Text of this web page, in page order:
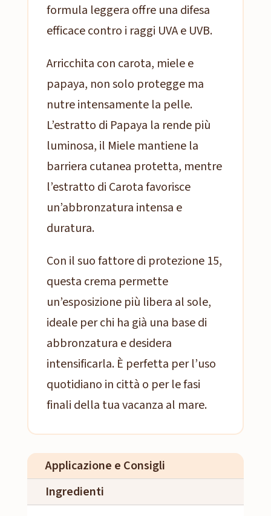
formula leggera offre una difesa
efficace contro i raggi UVA e UVB.
Arricchita con carota, miele e
papaya, non solo protegge ma
nutre intensamente la pelle.
L’estratto di Papaya la rende più
luminosa, il Miele mantiene la
barriera cutanea protetta, mentre
l’estratto di Carota favorisce
un’abbronzatura intensa e
duratura.
Con il suo fattore di protezione 15,
questa crema permette
un’esposizione più libera al sole,
ideale per chi ha già una base di
abbronzatura e desidera
intensificarla. È perfetta per l’uso
quotidiano in città o per le fasi
finali della tua vacanza al mare.
Applicazione e Consigli
Ingredienti